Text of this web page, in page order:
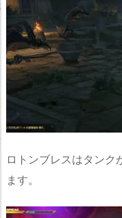
ロトンブレスはタンク
ます。